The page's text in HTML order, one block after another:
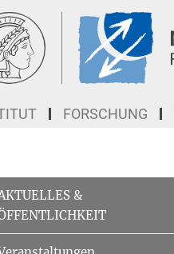
FORSCHUNG
&